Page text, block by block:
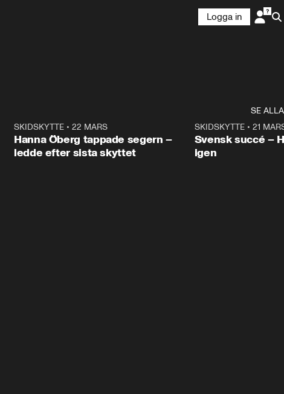
Logga in
SE ALLA
SKIDSKYTTE• 22 MARS
Hanna Öberg tappade segern –
ledde efter sista skyttet
SKIDSKYTTE• 21
Svensk succé –
igen